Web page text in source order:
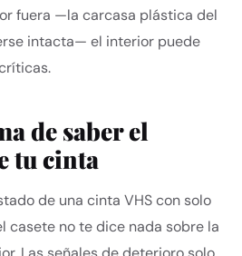
fuera —la carcasa plástica del
intacta— el interior puede
de saber el
tu cinta
de una cinta VHS con solo
casete no te dice nada sobre la